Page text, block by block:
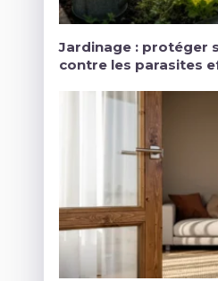
Jardinage : protéger
contre les parasites